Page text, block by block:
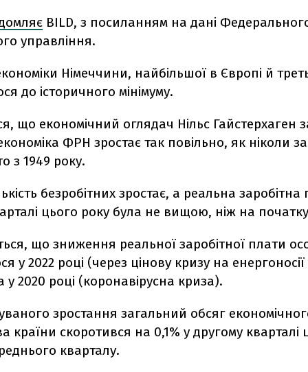
BILD, з посиланням на дані
управління.
Німеччини, найбільшої в Європі й
до історичного мінімуму.
що економічний оглядач Нільс Гайстерхаген
ФРН зростає так повільно, як ніколи за
з 1949 року.
безробітних зростає, а реальна заробітна
цього року була не вищою, ніж на
що зниження реальної заробітної плати
у 2022 році (через цінову кризу на енергоносії
у 2020 році (коронавірусна криза).
зростання загальний обсяг
країни скоротився на 0,1% у другому кварталі
кварталу.